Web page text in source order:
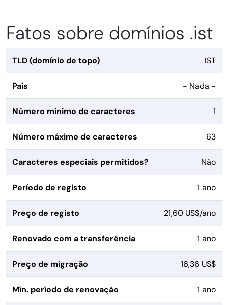
Fatos sobre domínios .ist
TLD (domínio de topo) IST
País - Nada -
Número mínimo de caracteres 1
Número máximo de caracteres 63
Caracteres especiais permitidos? Não
Período de registo 1 ano
Preço de registo 21,60 US$/ano
Renovado com a transferência 1 ano
Preço de migração 16,36 US$
Mín. período de renovação 1 ano